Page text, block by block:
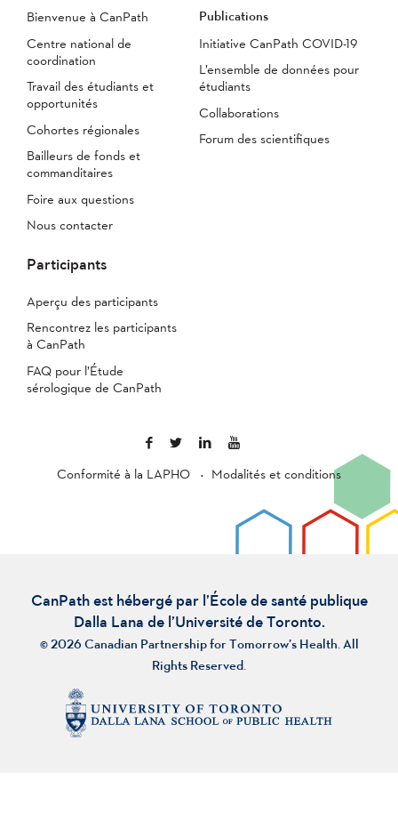
Bienvenue à CanPath
Centre national de
coordination
Travail des étudiants et
opportunités
Cohortes régionales
Bailleurs de fonds et
commanditaires
Foire aux questions
Nous contacter
Publications
Initiative CanPath COVID-19
L’ensemble de données pour
étudiants
Collaborations
Forum des scientifiques
Participants
Aperçu des participants
Rencontrez les participants
à CanPath
FAQ pour l’Étude
sérologique de CanPath
Conformité à la LAPHO Modalités et conditions
CanPath est hébergé par l’École de santé publique
Dalla Lana de l’Université de Toronto.
© 2026 Canadian Partnership for Tomorrow’s Health. All
Rights Reserved.